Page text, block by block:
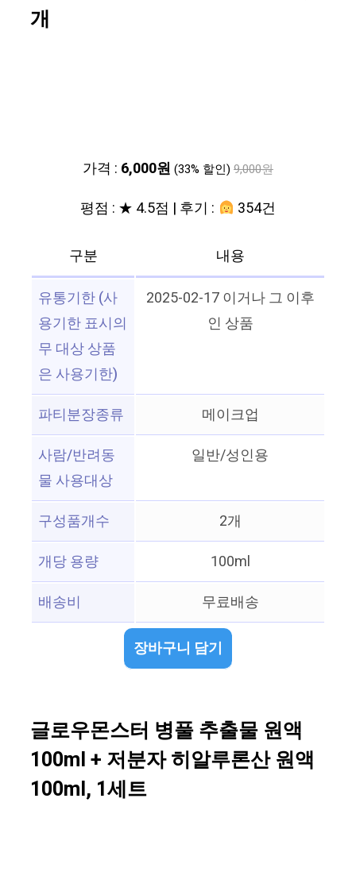
개
가격 : 6,000원 (33% 할인) 9,000원
평점 : ★ 4.5점 | 후기 : 354건
구분
내용
유통기한 (사
용기한 표시의
무 대상 상품
은 사용기한)
2025-02-17 이거나 그 이후
인 상품
파티분장종류
메이크업
사람/반려동
물 사용대상
일반/성인용
구성품개수
2개
개당 용량
100ml
배송비
무료배송
장바구니 담기
글로우몬스터 병풀 추출물 원액
100ml + 저분자 히알루론산 원액
100ml, 1세트